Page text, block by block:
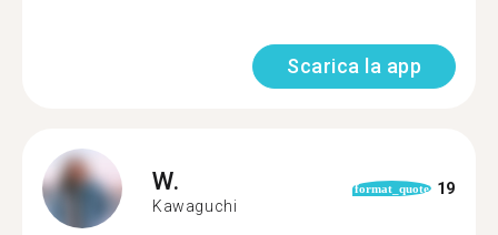
Scarica la app
W.
Kawaguchi
format_quote 19